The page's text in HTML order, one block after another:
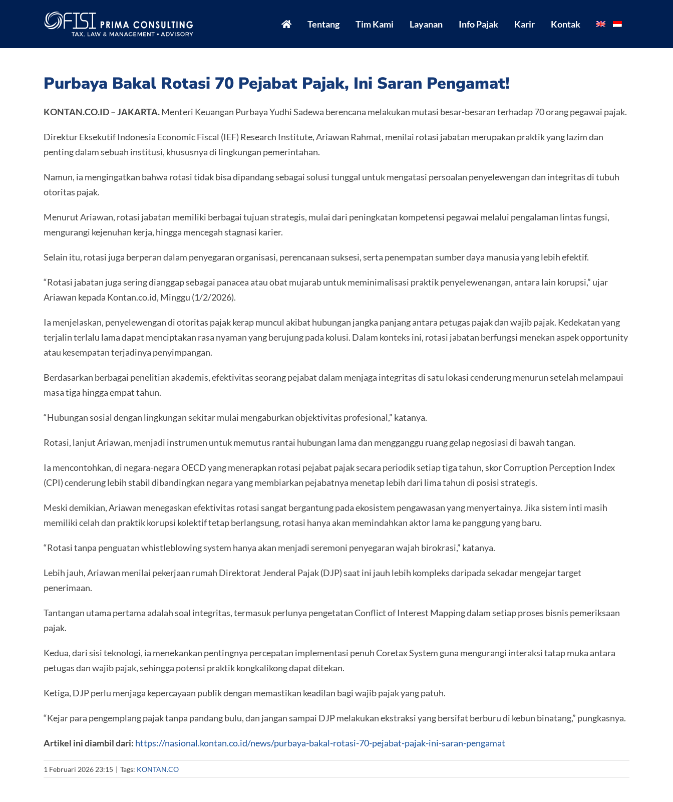
Tentang Tim Kami Layanan Info Pajak Karir Kontak
Purbaya Bakal Rotasi 70 Pejabat Pajak, Ini Saran Pengamat!
KONTAN.CO.ID – JAKARTA.Menteri Keuangan Purbaya Yudhi Sadewa berencana melakukan mutasi besar-besaran terhadap 70 orang pegawai pajak.
Direktur Eksekutif Indonesia Economic Fiscal (IEF) Research Institute, Ariawan Rahmat, menilai rotasi jabatan merupakan praktik yang lazim dan
penting dalam sebuah institusi, khususnya di lingkungan pemerintahan.
Namun, ia mengingatkan bahwa rotasi tidak bisa dipandang sebagai solusi tunggal untuk mengatasi persoalan penyelewengan dan integritas di tubuh
otoritas pajak.
Menurut Ariawan, rotasi jabatan memiliki berbagai tujuan strategis, mulai dari peningkatan kompetensi pegawai melalui pengalaman lintas fungsi,
mengurangi kejenuhan kerja, hingga mencegah stagnasi karier.
Selain itu, rotasi juga berperan dalam penyegaran organisasi, perencanaan suksesi, serta penempatan sumber daya manusia yang lebih efektif.
“Rotasi jabatan juga sering dianggap sebagai panacea atau obat mujarab untuk meminimalisasi praktik penyelewenangan, antara lain korupsi,” ujar
Ariawan kepada Kontan.co.id, Minggu (1/2/2026).
Ia menjelaskan, penyelewengan di otoritas pajak kerap muncul akibat hubungan jangka panjang antara petugas pajak dan wajib pajak. Kedekatan yang
terjalin terlalu lama dapat menciptakan rasa nyaman yang berujung pada kolusi. Dalam konteks ini, rotasi jabatan berfungsi menekan aspek opportunity
atau kesempatan terjadinya penyimpangan.
Berdasarkan berbagai penelitian akademis, efektivitas seorang pejabat dalam menjaga integritas di satu lokasi cenderung menurun setelah melampaui
masa tiga hingga empat tahun.
“Hubungan sosial dengan lingkungan sekitar mulai mengaburkan objektivitas profesional,” katanya.
Rotasi, lanjut Ariawan, menjadi instrumen untuk memutus rantai hubungan lama dan mengganggu ruang gelap negosiasi di bawah tangan.
Ia mencontohkan, di negara-negara OECD yang menerapkan rotasi pejabat pajak secara periodik setiap tiga tahun, skor Corruption Perception Index
(CPI) cenderung lebih stabil dibandingkan negara yang membiarkan pejabatnya menetap lebih dari lima tahun di posisi strategis.
Meski demikian, Ariawan menegaskan efektivitas rotasi sangat bergantung pada ekosistem pengawasan yang menyertainya. Jika sistem inti masih
memiliki celah dan praktik korupsi kolektif tetap berlangsung, rotasi hanya akan memindahkan aktor lama ke panggung yang baru.
“Rotasi tanpa penguatan whistleblowing system hanya akan menjadi seremoni penyegaran wajah birokrasi,” katanya.
Lebih jauh, Ariawan menilai pekerjaan rumah Direktorat Jenderal Pajak (DJP) saat ini jauh lebih kompleks daripada sekadar mengejar target
penerimaan.
Tantangan utama pertama adalah soal integritas, termasuk perlunya pengetatan Conflict of Interest Mapping dalam setiap proses bisnis pemeriksaan
pajak.
Kedua, dari sisi teknologi, ia menekankan pentingnya percepatan implementasi penuh Coretax System guna mengurangi interaksi tatap muka antara
petugas dan wajib pajak, sehingga potensi praktik kongkalikong dapat ditekan.
Ketiga, DJP perlu menjaga kepercayaan publik dengan memastikan keadilan bagi wajib pajak yang patuh.
“Kejar para pengemplang pajak tanpa pandang bulu, dan jangan sampai DJP melakukan ekstraksi yang bersifat berburu di kebun binatang,” pungkasnya.
Artikel ini diambil dari: https://nasional.kontan.co.id/news/purbaya-bakal-rotasi-70-pejabat-pajak-ini-saran-pengamat
1 Februari 2026 23:15 | Tags: KONTAN.CO